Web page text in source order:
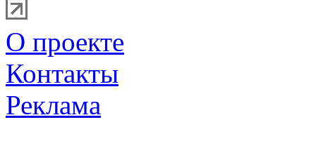
О проекте
Контакты
Реклама